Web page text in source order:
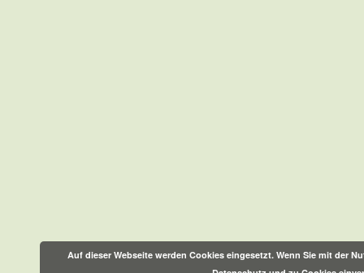
Auf dieser Webseite werden Cookies eingesetzt. Wenn Sie mit der